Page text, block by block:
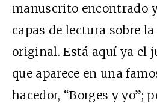
manuscrito encontrado
capas de lectura sobre
original. Está aquí ya el
que aparece en una
hacedor, “Borges y yo”;